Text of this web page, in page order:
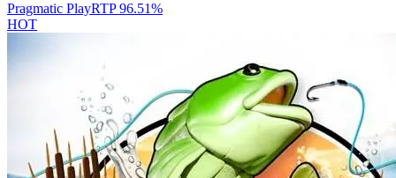
Pragmatic PlayRTP96.51%
HOT